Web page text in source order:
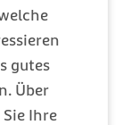
gutes
Über
Ihre